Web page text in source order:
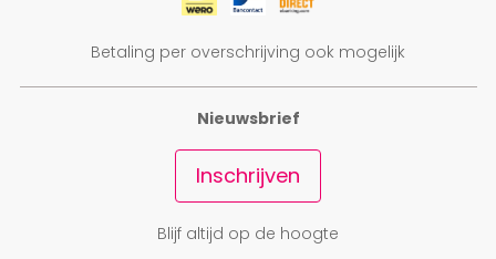
Betaling per overschrijving ook mogelijk
Nieuwsbrief
Inschrijven
Blijf altijd op de hoogte